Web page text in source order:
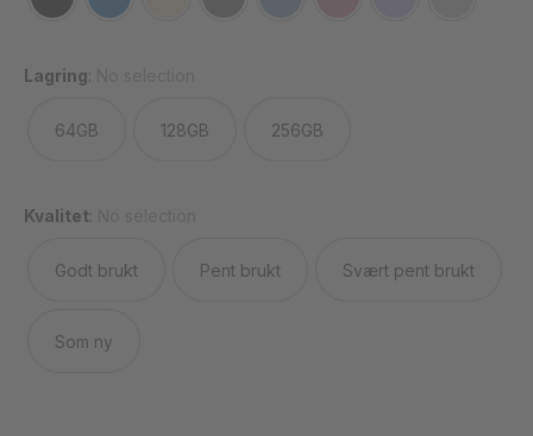
Lagring:
64GB 128GB 256GB
Kvalitet:
Godt brukt Pent brukt Svært pent brukt
Som ny